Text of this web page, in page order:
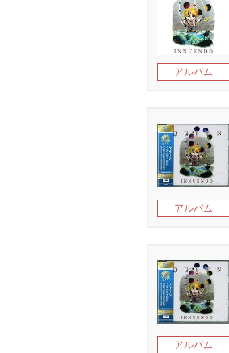
アルバム
アルバム
アルバム